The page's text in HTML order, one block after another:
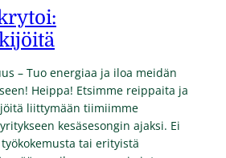
– Tuo energiaa ja iloa meidän
Heippa! Etsimme reippaita ja
liittymään tiimiimme
kesäsesongin ajaksi. Ei
tai erityistä